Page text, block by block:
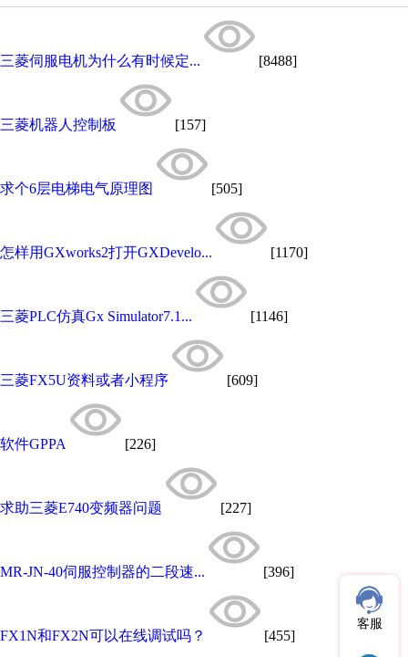
三菱伺服电机为什么有时候定... [8488]
三菱机器人控制板 [157]
求个6层电梯电气原理图 [505]
怎样用GXworks2打开GXDevelo... [1170]
三菱PLC仿真Gx Simulator7.1... [1146]
三菱FX5U资料或者小程序 [609]
软件GPPA [226]
求助三菱E740变频器问题 [227]
MR-JN-40伺服控制器的二段速... [396]
FX1N和FX2N可以在线调试吗？ [455]
客服